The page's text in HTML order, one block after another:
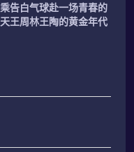
告白气球赴一场青春的
王周林王陶的黄金年代